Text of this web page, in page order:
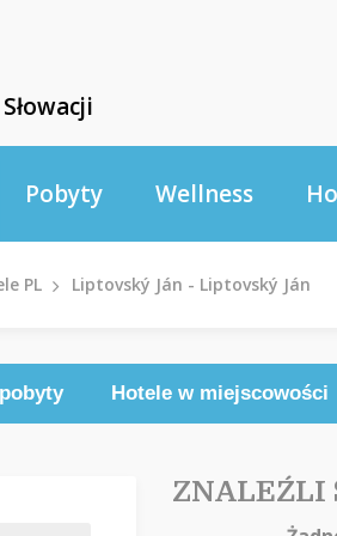
Pobyty Wellness
PL Liptovský Ján - Liptovský Ján
Hotele w miejscowości
ZNALEŹLI